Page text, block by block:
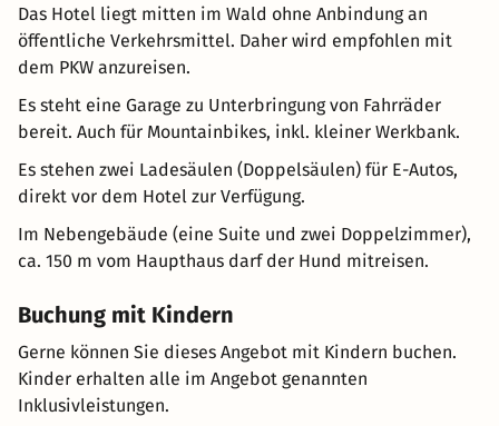
Das Hotel liegt mitten im Wald ohne Anbindung an
öffentliche Verkehrsmittel. Daher wird empfohlen mit
dem PKW anzureisen.
Es steht eine Garage zu Unterbringung von Fahrräder
bereit. Auch für Mountainbikes, inkl. kleiner Werkbank.
Es stehen zwei Ladesäulen (Doppelsäulen) für E-Autos,
direkt vor dem Hotel zur Verfügung.
Im Nebengebäude (eine Suite und zwei Doppelzimmer),
ca. 150 m vom Haupthaus darf der Hund mitreisen.
Buchung mit Kindern
Gerne können Sie dieses Angebot mit Kindern buchen.
Kinder erhalten alle im Angebot genannten
Inklusivleistungen.